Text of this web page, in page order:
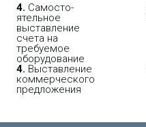
4. Само­сто­-
ятель­ное
выставление
счета на
требуемое
оборудование
4. Выставление
коммерческого
предложения